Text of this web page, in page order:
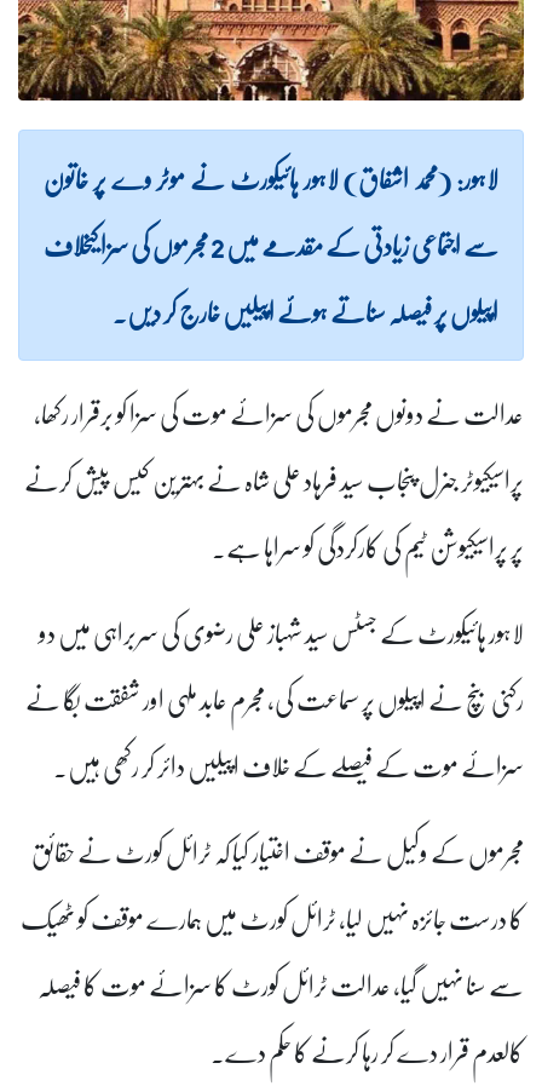
لاہور: (محمد اشفاق) لاہور ہائیکورٹ نے موٹر وے پر خاتون
سے اجتماعی زیادتی کے مقدمے میں 2 مجرموں کی سزا کیخلاف
اپیلوں پر فیصلہ سناتے ہوئے اپیلیں خارج کر دیں۔
عدالت نے دونوں مجرموں کی سزائے موت کی سزا کو برقرار رکھا،
پراسیکیوٹر جنرل پنجاب سید فرہاد علی شاہ نے بہترین کیس پیش کرنے
پر پراسیکیوشن ٹیم کی کارکردگی کو سراہا ہے۔
لاہور ہائیکورٹ کے جسٹس سید شہباز علی رضوی کی سربراہی میں دو
رکنی بنچ نے اپیلوں پر سماعت کی، مجرم عابد ملہی اور شفقت بگا نے
سزائے موت کے فیصلے کے خلاف اپیلیں دائر کر رکھی ہیں۔
مجرموں کے وکیل نے موقف اختیار کیا کہ ٹرائل کورٹ نے حقائق
کا درست جائزہ نہیں لیا، ٹرائل کورٹ میں ہمارے موقف کو ٹھیک
سے سنا نہیں گیا، عدالت ٹرائل کورٹ کا سزائے موت کا فیصلہ
کالعدم قرار دے کر رہا کرنے کا حکم دے۔